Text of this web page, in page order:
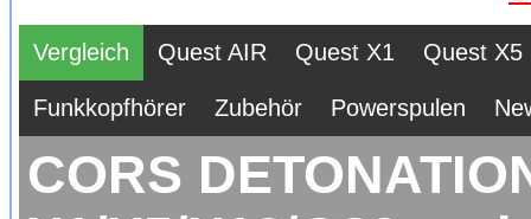
Vergleich Quest AIR Quest X1 Quest X5
Funkkopfhörer Zubehör Powerspulen
CORS